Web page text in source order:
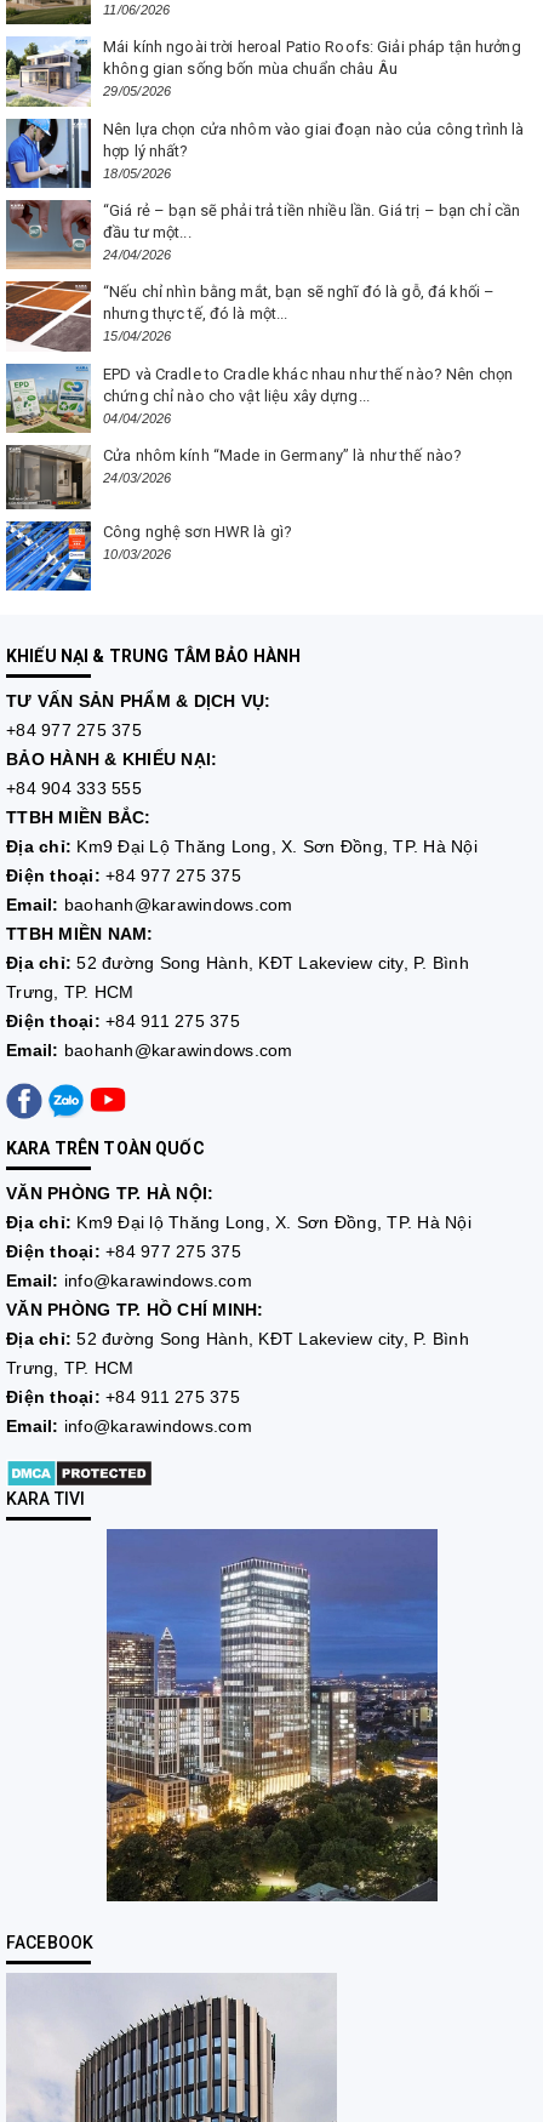
11/06/2026
Mái kính ngoài trời heroal Patio Roofs: Giải pháp tận hưởng
không gian sống bốn mùa chuẩn châu Âu
29/05/2026
Nên lựa chọn cửa nhôm vào giai đoạn nào của công trình là
hợp lý nhất?
18/05/2026
“Giá rẻ – bạn sẽ phải trả tiền nhiều lần. Giá trị – bạn chỉ cần
đầu tư một...
24/04/2026
“Nếu chỉ nhìn bằng mắt, bạn sẽ nghĩ đó là gỗ, đá khối –
nhưng thực tế, đó là một...
15/04/2026
EPD và Cradle to Cradle khác nhau như thế nào? Nên chọn
chứng chỉ nào cho vật liệu xây dựng...
04/04/2026
Cửa nhôm kính “Made in Germany” là như thế nào?
24/03/2026
Công nghệ sơn HWR là gì?
10/03/2026
KHIẾU NẠI & TRUNG TÂM BẢO HÀNH
TƯ VẤN SẢN PHẨM & DỊCH VỤ:
+84 977 275 375
BẢO HÀNH & KHIẾU NẠI:
+84 904 333 555
TTBH MIỀN BẮC:
Địa chỉ: Km9 Đại Lộ Thăng Long, X. Sơn Đồng, TP. Hà Nội
Điện thoại: +84 977 275 375
Email: baohanh@karawindows.com
TTBH MIỀN NAM:
Địa chỉ: 52 đường Song Hành, KĐT Lakeview city, P. Bình
Trưng, TP. HCM
Điện thoại: +84 911 275 375
Email: baohanh@karawindows.com
KARA TRÊN TOÀN QUỐC
VĂN PHÒNG TP. HÀ NỘI:
Địa chỉ: Km9 Đại lộ Thăng Long, X. Sơn Đồng, TP. Hà Nội
Điện thoại: +84 977 275 375
Email: info@karawindows.com
VĂN PHÒNG TP. HỒ CHÍ MINH:
Địa chỉ:52 đường Song Hành, KĐT Lakeview city, P. Bình
Trưng, TP. HCM
Điện thoại: +84 911 275 375
Email: info@karawindows.com
KARA TIVI
FACEBOOK